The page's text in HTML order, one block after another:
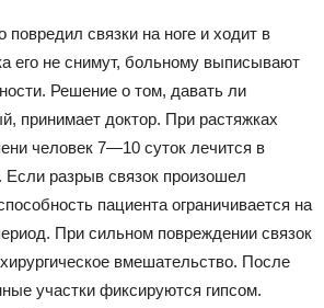
повредил связки на ноге и ходит в
его не снимут, больному выписывают
Решение о том, давать ли
принимает доктор. При растяжках
человек 7—10 суток лечится в
разрыв связок произошел
пациента ограничивается на
При сильном повреждении связок
вмешательство. После
участки фиксируются гипсом.